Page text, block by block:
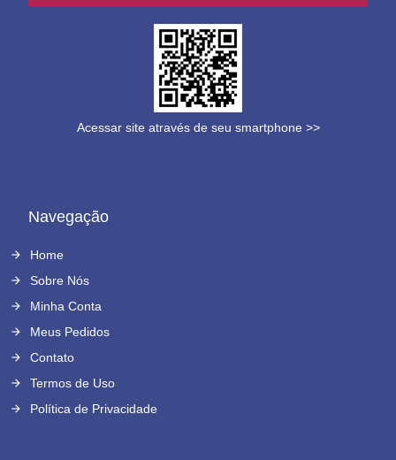
Acessar site através de seu smartphone >>
Navegação
Home
Sobre Nós
Minha Conta
Meus Pedidos
Contato
Termos de Uso
Política de Privacidade